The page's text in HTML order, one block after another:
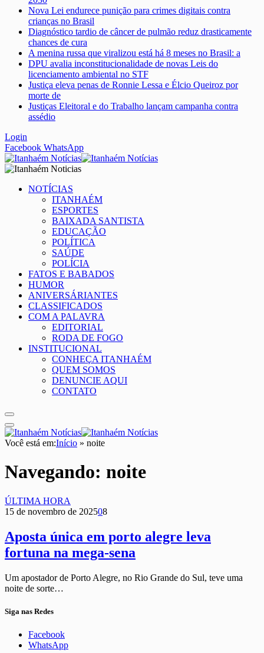
Nova Lei endurece punição para crimes digitais contra
crianças no Brasil
Diagnóstico tardio de câncer de pulmão reduz drasticamente
chances de cura
A menina russa que viralizou está há 8 meses no Brasil: a
DPU avalia inconstitucionalidade de novas Leis do
licenciamento ambiental no STF
Justiça eleva penas de Ronnie Lessa e Élcio Queiroz por
morte de
Justiças Eleitoral e do Trabalho lançam campanha contra
assédio
Login
Facebook WhatsApp
NOTÍCIAS
ITANHAÉM
ESPORTES
BAIXADA SANTISTA
EDUCAÇÃO
POLÍTICA
SAÚDE
POLÍCIA
FATOS E BABADOS
HUMOR
ANIVERSÁRIANTES
CLASSIFICADOS
COM A PALAVRA
EDITORIAL
RODA DE FOGO
INSTITUCIONAL
CONHEÇA ITANHAÉM
QUEM SOMOS
DENUNCIE AQUI
CONTATO
Você está em:Início » noite
Navegando: noite
ÚLTIMA HORA
15 de novembro de 202508
Aposta única em porto alegre leva
fortuna na mega-sena
Um apostador de Porto Alegre, no Rio Grande do Sul, teve uma
noite de sorte…
Siga nas Redes
Facebook
WhatsApp